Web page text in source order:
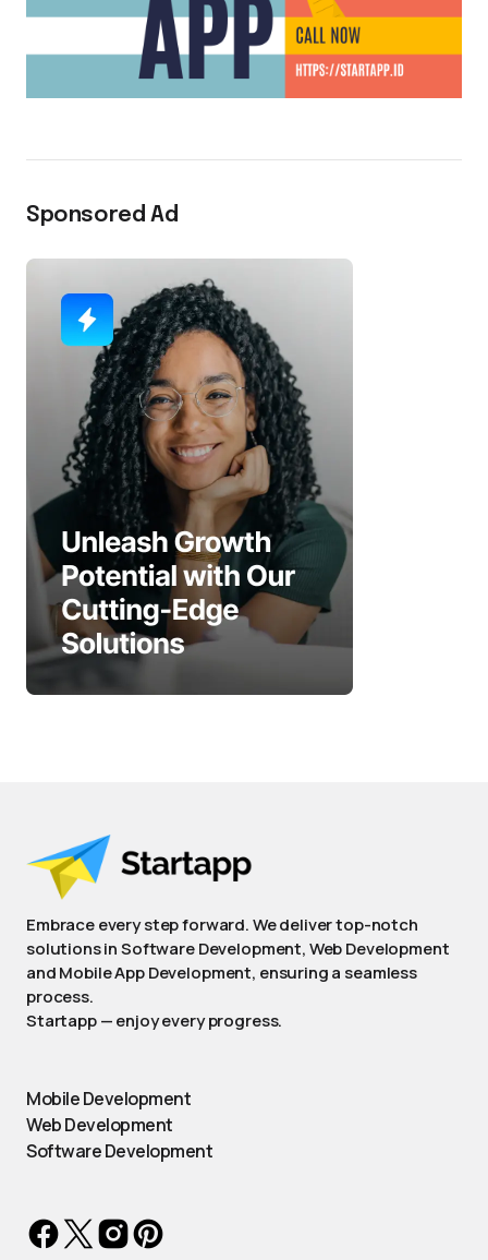
Sponsored Ad
Embrace every step forward. We deliver top-notch
solutions in Software Development, Web Development
and Mobile App Development, ensuring a seamless
process.
Startapp — enjoy every progress.
Mobile Development
Web Development
Software Development